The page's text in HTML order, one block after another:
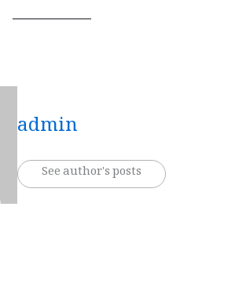
admin
See author's posts